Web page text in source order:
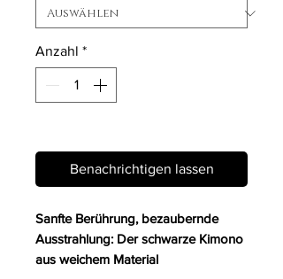
Anzahl *
Benachrichtigen lassen
Sanfte Berührung, bezaubernde
Ausstrahlung: Der schwarze Kimono
aus weichem Material